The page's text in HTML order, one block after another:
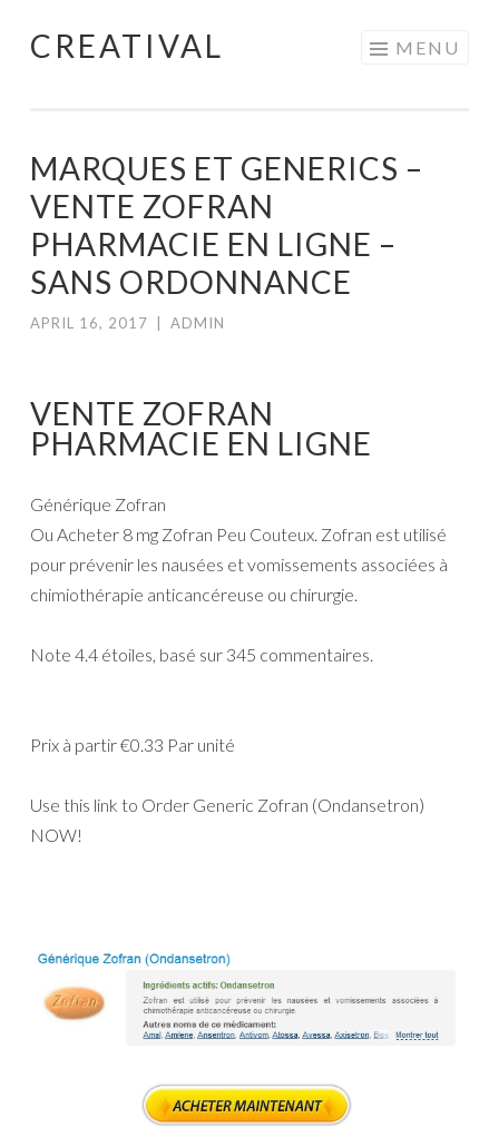
Skip
CREATIVAL MENU
MARQUES ET GENERICS –
VENTE ZOFRAN
PHARMACIE EN LIGNE –
SANS ORDONNANCE
APRIL 16, 2017 ADMIN
VENTE ZOFRAN
PHARMACIE EN LIGNE
Générique Zofran
Ou Acheter 8 mg Zofran Peu Couteux. Zofran est utilisé
pour prévenir les nausées et vomissements associées à
chimiothérapie anticancéreuse ou chirurgie.
Note 4.4 étoiles, basé sur 345 commentaires.
Prix à partir€0.33 Par unité
Use this link to Order Generic Zofran (Ondansetron)
NOW!